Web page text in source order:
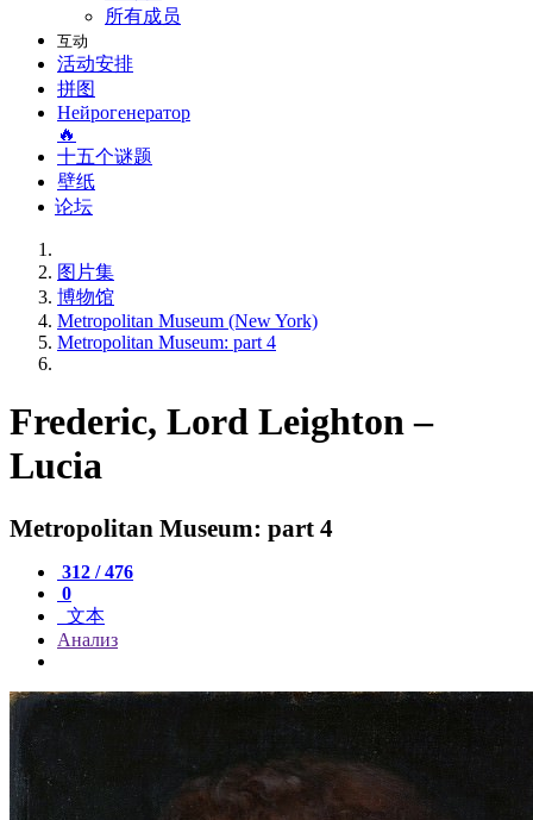
所有成员
互动
活动安排
拼图
Нейрогенератор
🔥
十五个谜题
壁纸
论坛
图片集
博物馆
Metropolitan Museum (New York)
Metropolitan Museum: part 4
Frederic, Lord Leighton –
Lucia
Metropolitan Museum: part 4
312 / 476
0
文本
Анализ